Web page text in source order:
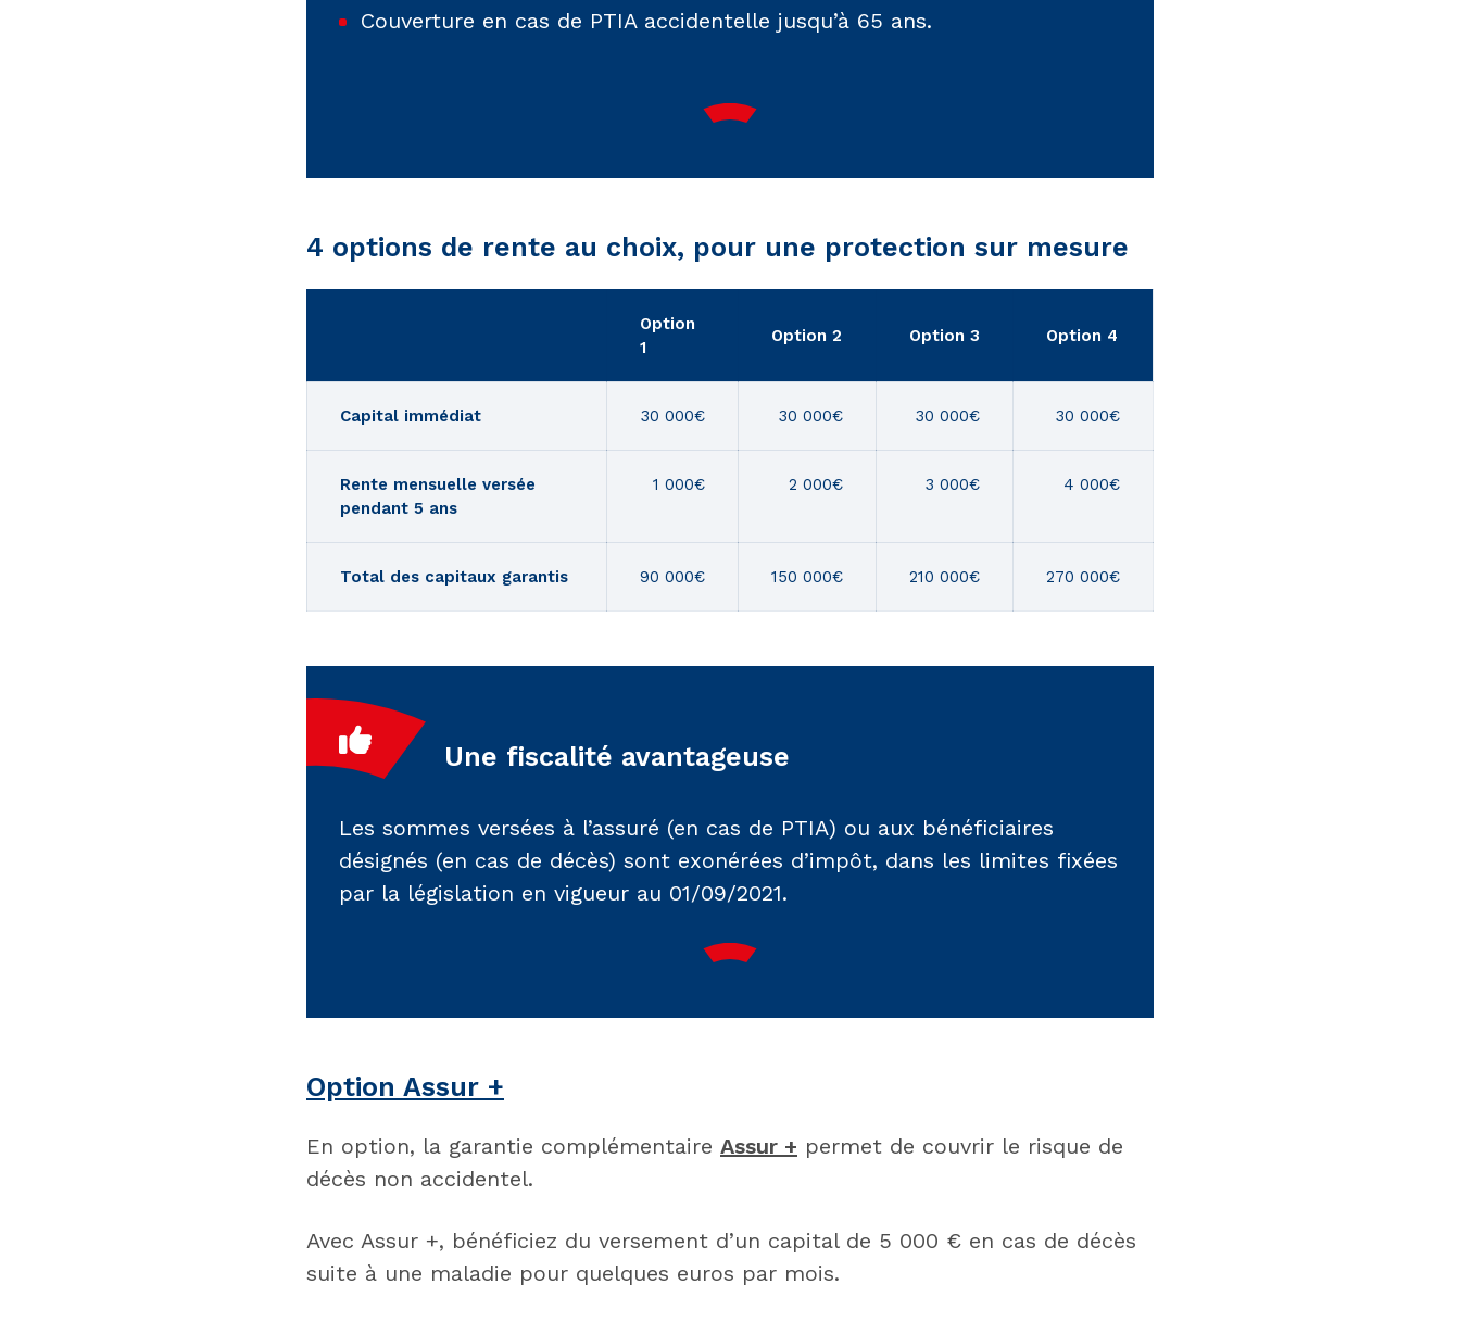
Couverture en cas de PTIA accidentelle jusqu’à 65 ans.
4 options de rente au choix, pour une protection sur mesure
Option
1
Option 2 Option 3 Option 4
Capital immédiat 30 000€ 30 000€ 30 000€ 30 000€
Rente mensuelle versée
pendant 5 ans
1 000€ 2 000€ 3 000€ 4 000€
Total des capitaux garantis 90 000€ 150 000€ 210 000€ 270 000€
Une fiscalité avantageuse
Les sommes versées à l’assuré (en cas de PTIA) ou aux bénéficiaires
désignés (en cas de décès) sont exonérées d’impôt, dans les limites fixées
par la législation en vigueur au 01/09/2021.
Option Assur +
En option, la garantie complémentaire Assur + permet de couvrir le risque de
décès non accidentel.
Avec Assur +, bénéficiez du versement d’un capital de 5 000 € en cas de décès
suite à une maladie pour quelques euros par mois.